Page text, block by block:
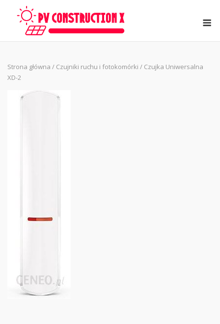
Strona główna / Czujniki ruchu i fotokomórki / Czujka Uniwersalna
XD-2